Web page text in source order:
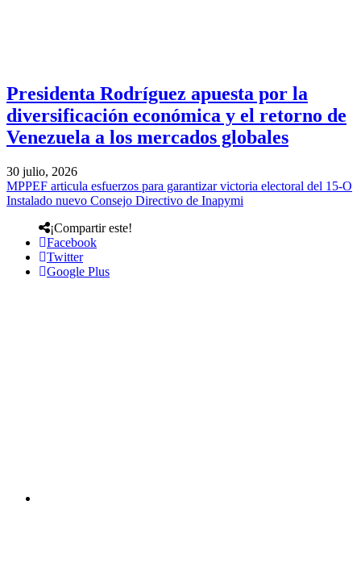
Presidenta Rodríguez apuesta por la
diversificación económica y el retorno de
Venezuela a los mercados globales
30 julio, 2026
MPPEF articula esfuerzos para garantizar victoria electoral del 15-O
Instalado nuevo Consejo Directivo de Inapymi
¡Compartir este!
Facebook
Twitter
Google Plus